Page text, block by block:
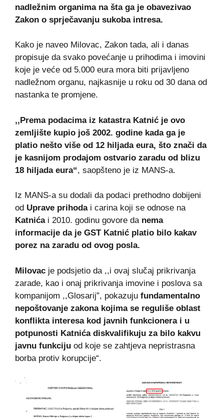
nadležnim organima na šta ga je obavezivao
Zakon o sprječavanju sukoba intresa.
Kako je naveo Milovac, Zakon tada, ali i danas
propisuje da svako povećanje u prihodima i imovini
koje je veće od 5.000 eura mora biti prijavljeno
nadležnom organu, najkasnije u roku od 30 dana od
nastanka te promjene.
,,Prema podacima iz katastra Katnić je ovo
zemljište kupio još 2002. godine kada ga je
platio nešto više od 12 hiljada eura, što znači da
je kasnijom prodajom ostvario zaradu od blizu
18 hiljada eura“, saopšteno je iz MANS-a.
Iz MANS-a su dodali da podaci prethodno dobijeni
od Uprave prihodai carina koji se odnose na
Katnićai 2010. godinu govore da nema
informacije da je GST Katnić platio bilo kakav
porez na zaradu od ovog posla.
Milovac je podsjetio da ,,i ovaj slučaj prikrivanja
zarade, kao i onaj prikrivanja imovine i poslova sa
kompanijom ,,Glosarij”, pokazuju fundamentalno
nepoštovanje zakona kojima se reguliše oblast
konflikta interesa kod javnih funkcionera i u
potpunosti Katnića diskvalifikuju za bilo kakvu
javnu funkciju od koje se zahtjeva nepristrasna
borba protiv korupcije“.